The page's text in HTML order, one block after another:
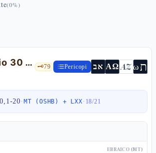
(0%)
Deuteronomio 30 — teshuvàh, "non è nei cieli", scegli la vita 🗝️79 Pericopi אב ΑΩ AZωת
20· MT (OSHB) + LXX· 18/21
EBRAICO (MT)